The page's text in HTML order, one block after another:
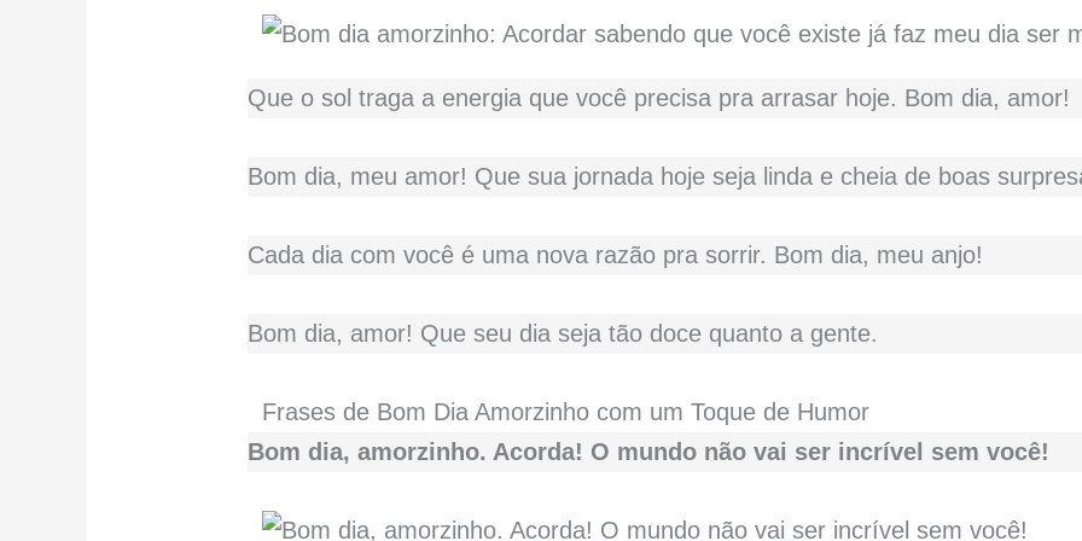
Que o sol traga a energia que você precisa pra arrasar hoje. Bom dia, amor!
Bom dia, meu amor! Que sua jornada hoje seja linda e cheia de boas
Cada dia com você é uma nova razão pra sorrir. Bom dia, meu anjo!
Bom dia, amor! Que seu dia seja tão doce quanto a gente.
Frases de Bom Dia Amorzinho com um Toque de Humor
Bom dia, amorzinho. Acorda! O mundo não vai ser incrível sem você!